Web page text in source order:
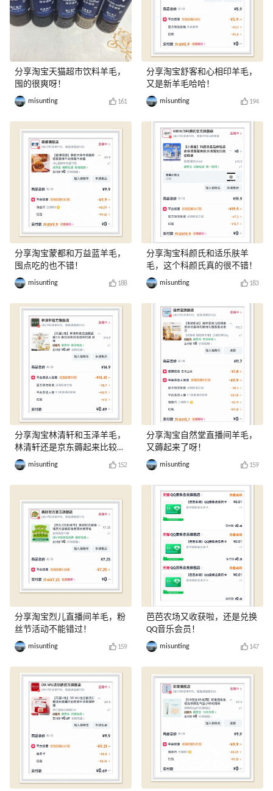
分享淘宝天猫超市饮料羊毛，
囤的很爽呀！
misunting 161
分享淘宝蒙都和万益蓝羊毛，
囤点吃的也不错！
misunting 188
分享淘宝林清轩和玉泽羊毛，
林清轩还是京东薅起来比较
爽！misunting 152
分享淘宝烈儿直播间羊毛，粉
丝节活动不能错过！
misunting 159
分享淘宝舒客和心相印羊毛，
又是新羊毛哈哈！
misunting 194
分享淘宝科颜氏和适乐肤羊
毛，这个科颜氏真的很不错！
misunting 183
分享淘宝自然堂直播间羊毛，
又薅起来了呀！
misunting 159
芭芭农场又收获啦，还是兑换
QQ音乐会员！
misunting 147